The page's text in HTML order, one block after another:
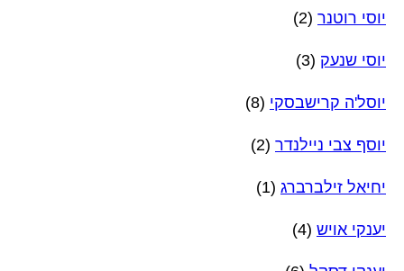
יוסי רוטנר (2)
יוסי שנעק (3)
יוסל'ה קרישבסקי (8)
יוסף צבי ניילנדר (2)
יחיאל זילברברג (1)
יענקי אויש (4)